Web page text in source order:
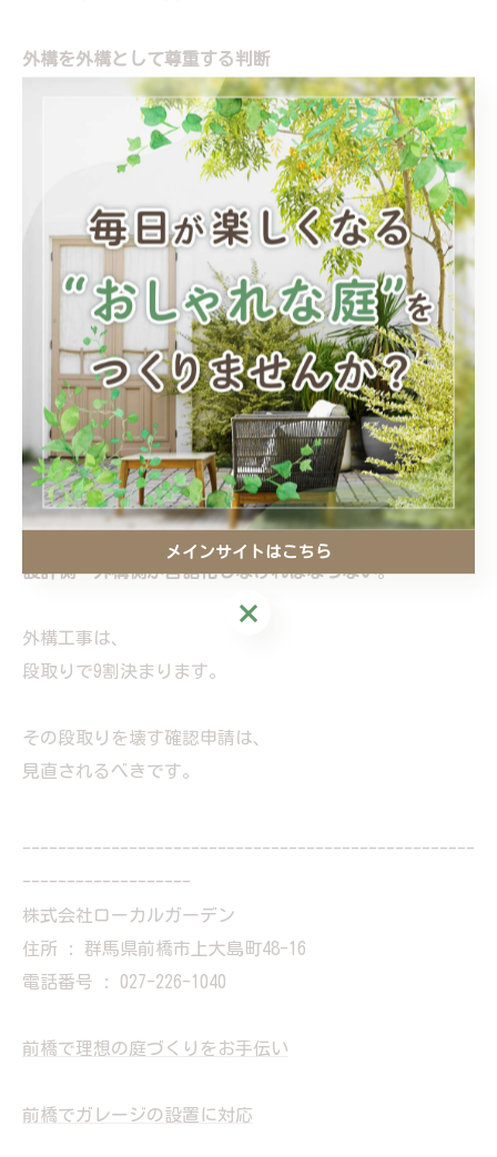
外構を外構として尊重する判断
・工事品質を守り
・結果的に施主を守る
ことにつながります。
おわりに｜声を上げないと、現場は変わらない
この問題は、
現場で汗をかいている人ほど声を上げにくい。
設計側・外構側が言語化しなければならない。
外構工事は、
段取りで9割決まります。
その段取りを壊す確認申請は、
見直されるべきです。
---------------------------------------------------
-------------------
株式会社ローカルガーデン
住所 : 群馬県前橋市上大島町48-16
電話番号 : 027-226-1040
前橋で理想の庭づくりをお手伝い
前橋でガレージの設置に対応
メインサイトはこちら
メインサイトはこちら